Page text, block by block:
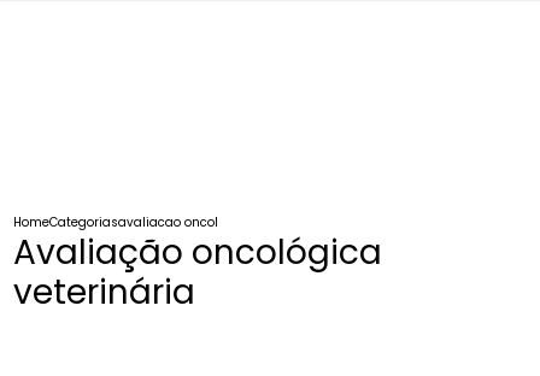
HomeCategoriasavaliacao oncologica veterinaria
Avaliação oncológica
veterinária